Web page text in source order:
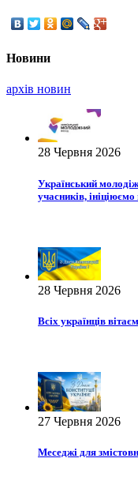
Новини
архiв новин
28 Червня 2026
Український
учасників,
28 Червня 2026
Всіх українців
27 Червня 2026
Меседжі для